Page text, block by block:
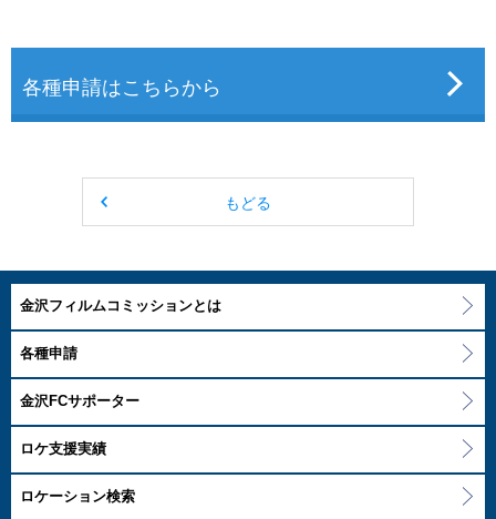
各種申請はこちらから
もどる
金沢フィルムコミッションとは
各種申請
金沢FCサポーター
ロケ支援実績
ロケーション検索